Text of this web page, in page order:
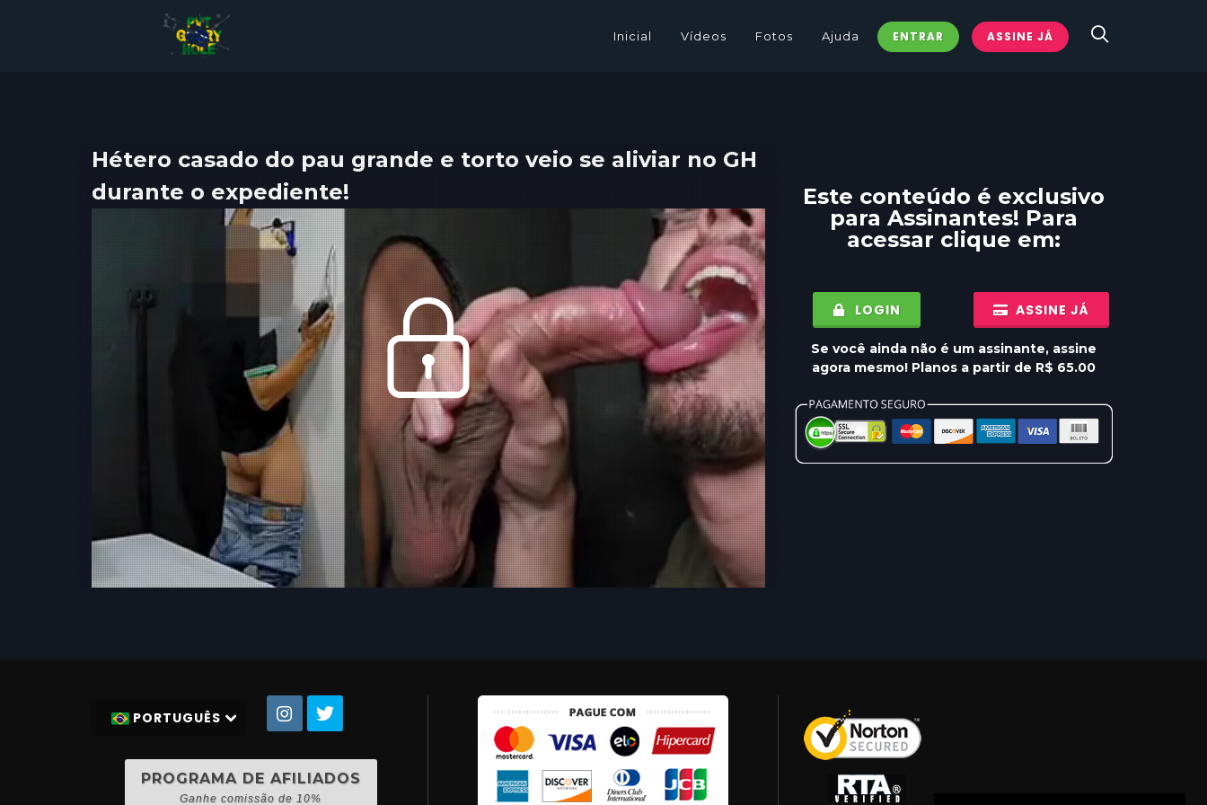
Inicial Vídeos Fotos Ajuda ENTRAR ASSINE JÁ
Hétero casado do pau grande e torto veio se aliviar no GH
durante o expediente!
Este conteúdo é exclusivo
para Assinantes! Para
acessar clique em:
LOGIN ASSINE JÁ
Se você ainda não é um assinante, assine
agora mesmo! Planos a partir de R$ 65.00
PORTUGUÊS
PROGRAMA DE AFILIADOS
Ganhe comissão de 10%